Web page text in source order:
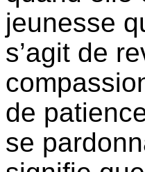
jeunesse
s’agit de
de
se